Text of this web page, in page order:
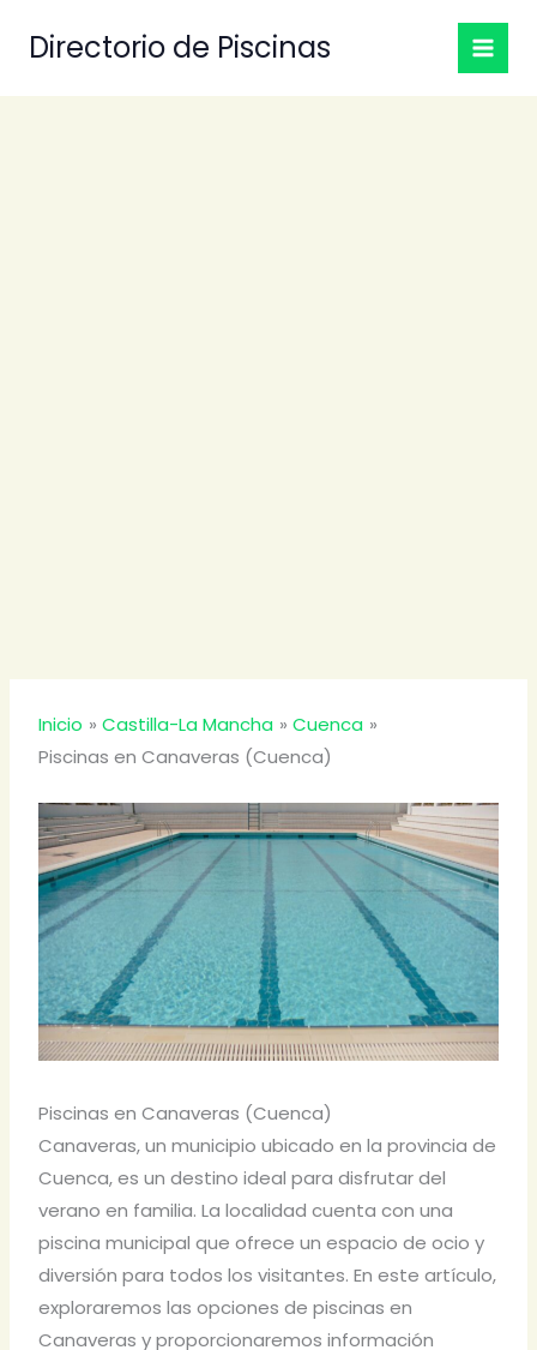
Directorio de Piscinas
Inicio Castilla-La Mancha
Cuenca
Piscinas en Canaveras (Cuenca)
Piscinas en Canaveras (Cuenca)
Canaveras, un municipio ubicado en la provincia de
Cuenca, es un destino ideal para disfrutar del
verano en familia. La localidad cuenta con una
piscina municipal que ofrece un espacio de ocio y
diversión para todos los visitantes. En este artículo,
exploraremos las opciones de piscinas en
Canaveras y proporcionaremos información